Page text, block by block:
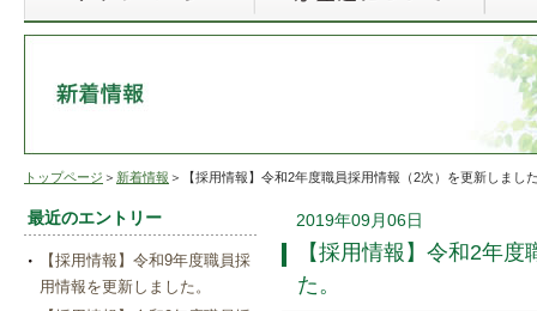
トップページ ＞ 新着情報 ＞【採用情報】令和2年度職員採用情報（2次）を更新しまし
2019年09月06日
【採用情報】令和2年
た。
最近のエントリー
【採用情報】令和9年度職員採
用情報を更新しました。